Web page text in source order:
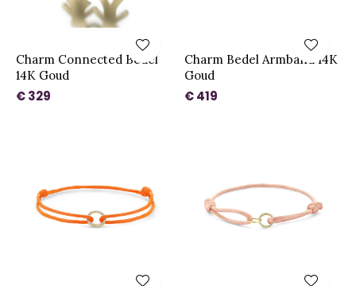
Charm Connected Bedel
14K Goud
€ 329
Charm Bedel Armband 14K
Goud
€ 419